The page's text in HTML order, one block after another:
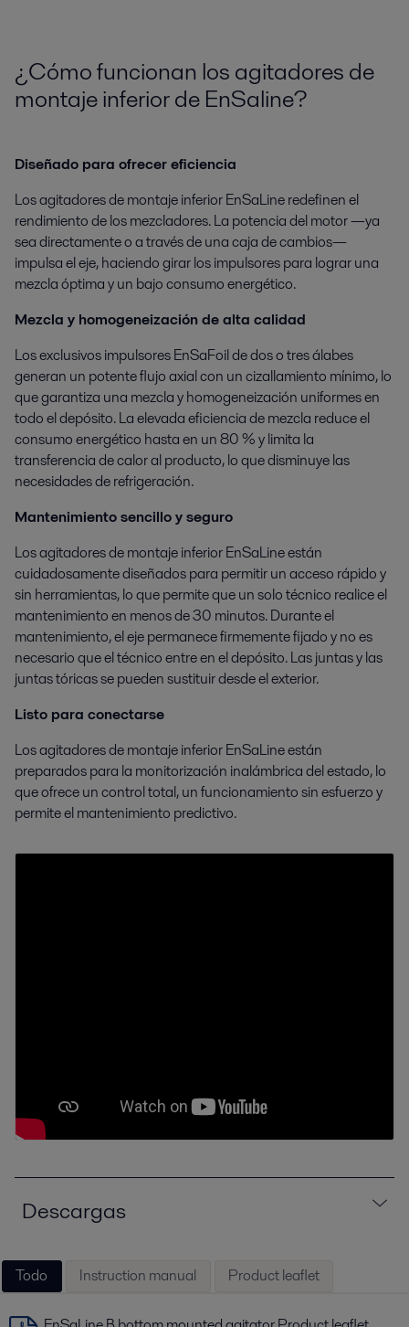
¿Cómo funcionan los agitadores de
montaje inferior de EnSaline?
Diseñado para ofrecer eficiencia
Los agitadores de montaje inferior EnSaLine redefinen el
rendimiento de los mezcladores. La potencia del motor —ya
sea directamente o a través de una caja de cambios—
impulsa el eje, haciendo girar los impulsores para lograr una
mezcla óptima y un bajo consumo energético.
Mezcla y homogeneización de alta calidad
Los exclusivos impulsores EnSaFoil de dos o tres álabes
generan un potente flujo axial con un cizallamiento mínimo, lo
que garantiza una mezcla y homogeneización uniformes en
todo el depósito. La elevada eficiencia de mezcla reduce el
consumo energético hasta en un 80 % y limita la
transferencia de calor al producto, lo que disminuye las
necesidades de refrigeración.
Mantenimiento sencillo y seguro
Los agitadores de montaje inferior EnSaLine están
cuidadosamente diseñados para permitir un acceso rápido y
sin herramientas, lo que permite que un solo técnico realice el
mantenimiento en menos de 30 minutos. Durante el
mantenimiento, el eje permanece firmemente fijado y no es
necesario que el técnico entre en el depósito. Las juntas y las
juntas tóricas se pueden sustituir desde el exterior.
Listo para conectarse
Los agitadores de montaje inferior EnSaLine están
preparados para la monitorización inalámbrica del estado, lo
que ofrece un control total, un funcionamiento sin esfuerzo y
permite el mantenimiento predictivo.
Descargas
Todo Instruction manual Product leaflet